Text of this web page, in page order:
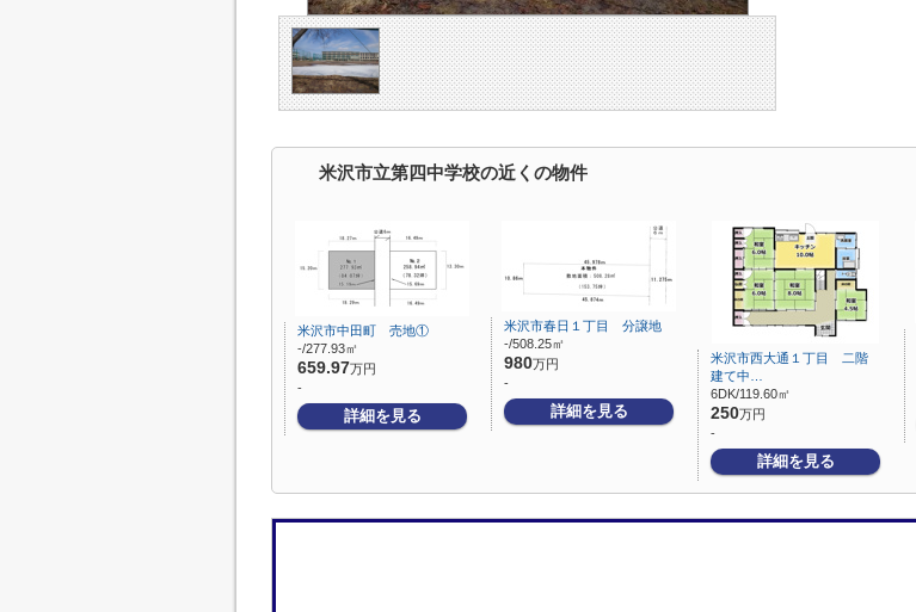
米沢市立第四中学校の近くの物件
米沢市中田町 売地①
-/277.93㎡
659.97万円
-
詳細を見る
米沢市春日１丁目 分譲地
-/508.25㎡
980万円
-
詳細を見る
米沢市西大通１丁目 二階
建て中…
6DK/119.60㎡
250万円
-
詳細を見る